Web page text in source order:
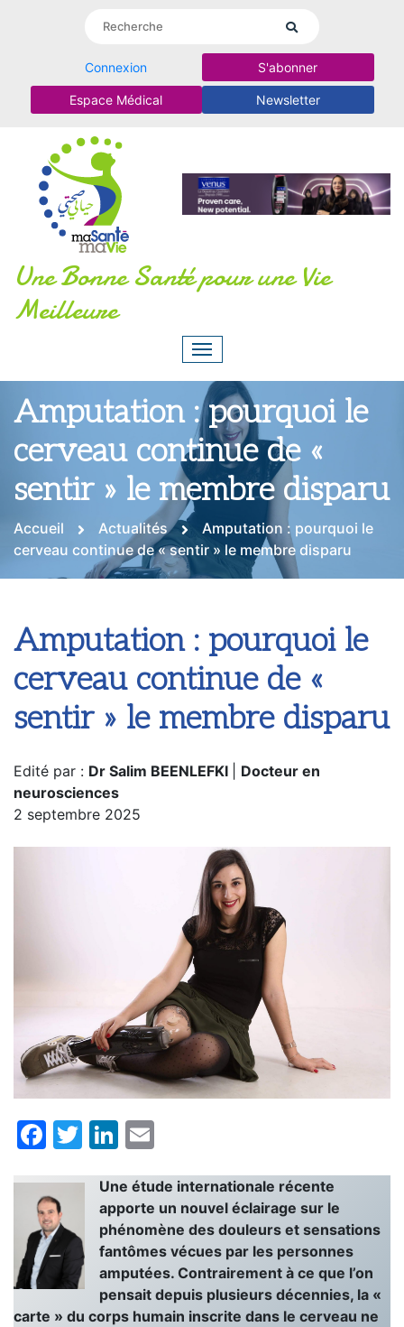
Connexion S'abonner
Espace Médical Newsletter
Une Bonne Santé pour une Vie
Meilleure
Amputation : pourquoi le
cerveau continue de «
sentir » le membre disparu
Accueil Actualités
Amputation : pourquoi le
cerveau continue de « sentir » le membre disparu
Amputation : pourquoi le
cerveau continue de «
sentir » le membre disparu
Edité par : Dr Salim BEENLEFKI
Docteur en
neurosciences
2 septembre 2025
Facebook
TwitterLinkedIn
Une étude internationale récente
apporte un nouvel éclairage sur le
phénomène des douleurs et sensations
fantômes vécues par les personnes
amputées. Contrairement à ce que l’on
pensait depuis plusieurs décennies, la «
carte » du corps humain inscrite dans le cerveau ne